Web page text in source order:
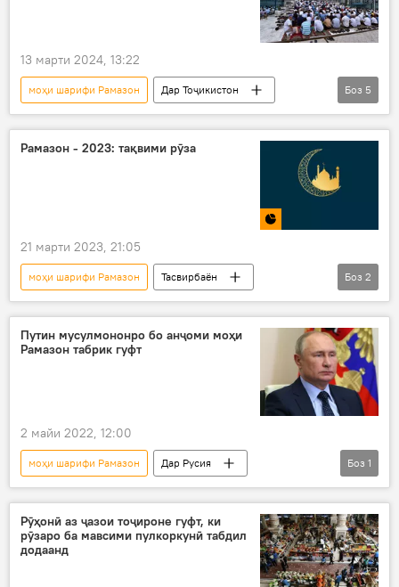
13 марти 2024, 13:22
моҳи шарифи Рамазон
Дар Тоҷикистон
рӯзадорӣ
мусулмонон
Ислом
ифтор
кори хайр
Боз 5
Рамазон - 2023: тақвими рӯза
21 марти 2023, 21:05
моҳи шарифи Рамазон
Тасвирбаён
Дар Тоҷикистон
Рамазон
Боз 2
Путин мусулмононро бо анҷоми моҳи
Рамазон табрик гуфт
2 майи 2022, 12:00
моҳи шарифи Рамазон
Дар Русия
мусалмонон
Боз 1
Рӯҳонӣ аз ҷазои тоҷироне гуфт, ки
рӯзаро ба мавсими пулкоркунӣ табдил
додаанд